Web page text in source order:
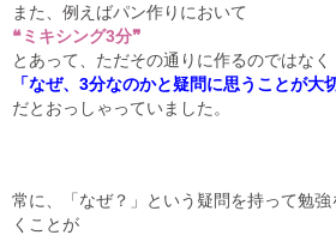
また、例えばパン作りにおいて
❝ミキシング3分❞
とあって、ただその通りに作るのではなく
「なぜ、3分なのかと疑問に思うことが大
だとおっしゃっていました。
常に、「なぜ？」という疑問を持って勉
くことが